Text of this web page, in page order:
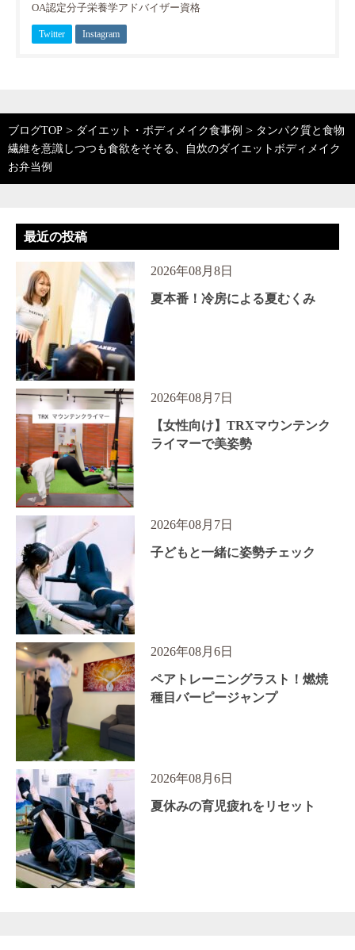
OA認定分子栄養学アドバイザー資格
Twitter Instagram
ブログTOP > ダイエット・ボディメイク食事例 > タンパク質と食物
繊維を意識しつつも食欲をそそる、自炊のダイエットボディメイク
お弁当例
最近の投稿
2026年08月8日
夏本番！冷房による夏むくみ
2026年08月7日
【女性向け】TRXマウンテンク
ライマーで美姿勢
2026年08月7日
子どもと一緒に姿勢チェック
2026年08月6日
ペアトレーニングラスト！燃焼
種目バーピージャンプ
2026年08月6日
夏休みの育児疲れをリセット